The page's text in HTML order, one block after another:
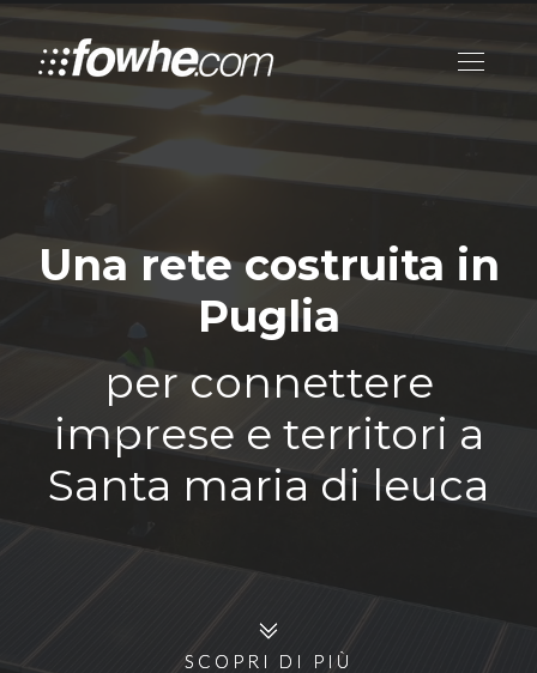
Una rete costruita in
Puglia
per connettere
imprese e territori a
Santa maria di leuca
SCOPRI DI PIÙ
SCOPRI DI PIÙ